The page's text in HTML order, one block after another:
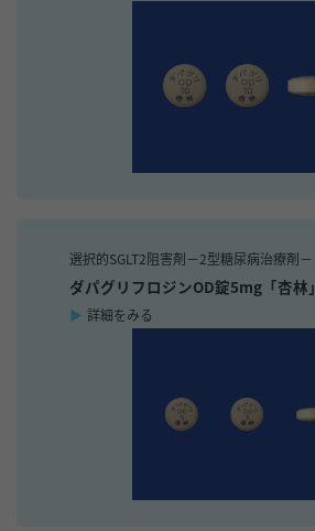
選択的SGLT2阻害剤－2型糖尿病治療剤－
ダパグリフロジンOD錠5mg「杏林」
詳細をみる